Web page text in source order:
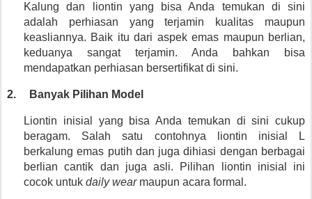
Kalung dan liontin yang bisa Anda temukan di sini
adalah perhiasan yang terjamin kualitas maupun
keasliannya. Baik itu dari aspek emas maupun berlian,
keduanya sangat terjamin. Anda bahkan bisa
mendapatkan perhiasan bersertifikat di sini.
2. Banyak Pilihan Model
Liontin inisial yang bisa Anda temukan di sini cukup
beragam. Salah satu contohnya liontin inisial L
berkalung emas putih dan juga dihiasi dengan berbagai
berlian cantik dan juga asli. Pilihan liontin inisial ini
cocok untuk daily wear maupun acara formal.